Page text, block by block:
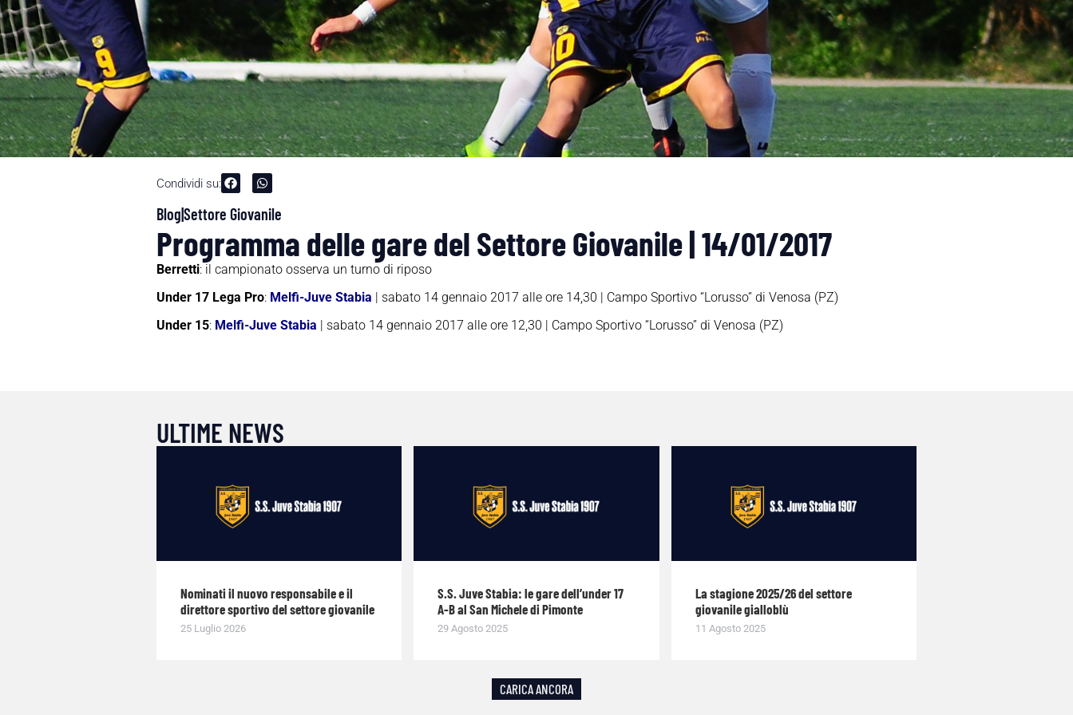
Condividi su:
Blog|Settore Giovanile
Programma delle gare del Settore Giovanile | 14/01/2017
Berretti: il campionato osserva un turno di riposo
Under 17 Lega Pro: Melfi-Juve Stabia | sabato 14 gennaio 2017 alle ore 14,30 | Campo Sportivo “Lorusso” di Venosa (PZ)
Under 15: Melfi-Juve Stabia | sabato 14 gennaio 2017 alle ore 12,30 | Campo Sportivo “Lorusso” di Venosa (PZ)
ULTIME NEWS
Nominati il nuovo responsabile e il
direttore sportivo del settore giovanile
25 Luglio 2026
S.S. Juve Stabia: le gare dell’under 17
A-B al San Michele di Pimonte
29 Agosto 2025
La stagione 2025/26 del settore
giovanile gialloblù
11 Agosto 2025
CARICA ANCORA